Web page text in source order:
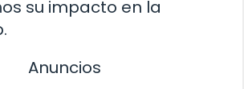
su impacto en la
Anuncios